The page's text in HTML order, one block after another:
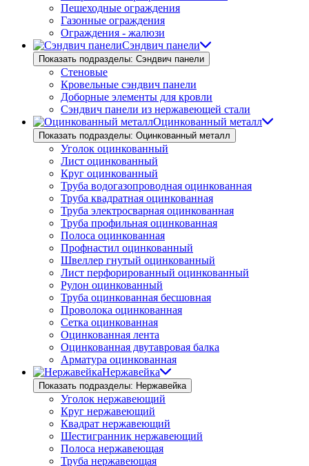
Пешеходные ограждения
Газонные ограждения
Ограждения - жалюзи
Сэндвич панели
Показать подразделы: Сэндвич панели
Стеновые
Кровельные сэндвич панели
Доборные элементы для кровли
Сэндвич панели из нержавеющей стали
Оцинкованный металл
Показать подразделы: Оцинкованный металл
Уголок оцинкованный
Лист оцинкованный
Круг оцинкованный
Труба водогазопроводная оцинкованная
Труба квадратная оцинкованная
Труба электросварная оцинкованная
Труба профильная оцинкованная
Полоса оцинкованная
Профнастил оцинкованный
Швеллер гнутый оцинкованный
Лист перфорированный оцинкованный
Рулон оцинкованный
Труба оцинкованная бесшовная
Проволока оцинкованная
Сетка оцинкованная
Оцинкованная лента
Оцинкованная двутавровая балка
Арматура оцинкованная
Нержавейка
Показать подразделы: Нержавейка
Уголок нержавеющий
Круг нержавеющий
Квадрат нержавеющий
Шестигранник нержавеющий
Полоса нержавеющая
Труба нержавеющая